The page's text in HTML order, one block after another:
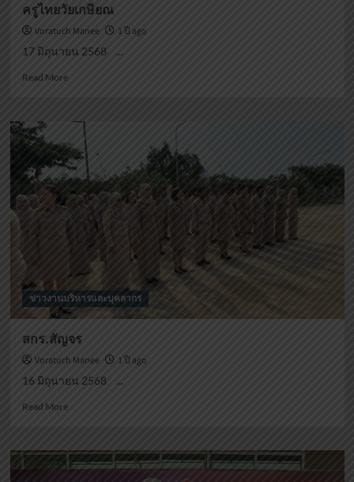
ครูไทยวัยเกษียณ
Voratuch Manee
1 ปี ago
17 มิถุนายน 2568 ...
Read MoreRead
ครูไทย
เกษียณ
ข่าวงานบริหารและบุคลากร
สกร.สัญจร
Voratuch Manee
1 ปี ago
16 มิถุนายน 2568 ...
Read MoreRead
สกร.สัญจร